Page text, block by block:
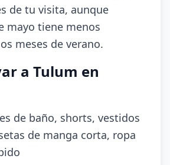
de tu visita, aunque
mayo tiene menos
meses de verano.
a Tulum en
de baño, shorts, vestidos
de manga corta, ropa